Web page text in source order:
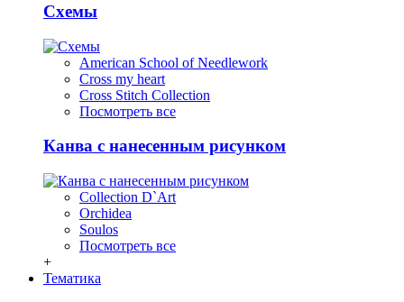
Схемы
American School of Needlework
Cross my heart
Cross Stitch Collection
Посмотреть все
Канва с нанесенным рисунком
Collection D`Art
Orchidea
Soulos
Посмотреть все
+
Тематика